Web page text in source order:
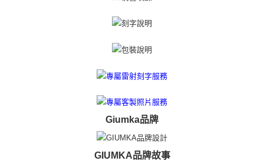
Giumka品牌
GIUMKA品牌故事